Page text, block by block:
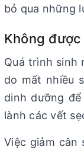
bỏ qua những
Không
Quá trình sinh
do mất nhiều
dinh dưỡng
lành các vết
Việc giảm cân